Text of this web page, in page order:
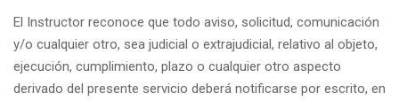
El Instructor reconoce que todo aviso, solicitud, comunicación
y/o cualquier otro, sea judicial o extrajudicial, relativo al objeto,
ejecución, cumplimiento, plazo o cualquier otro aspecto
derivado del presente servicio deberá notificarse por escrito, en